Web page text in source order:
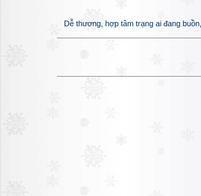
Dễ thương, hợp tâm trạng ai đang buồn,